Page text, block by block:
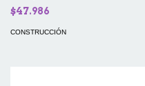
$47.986
CONSTRUCCIÓN